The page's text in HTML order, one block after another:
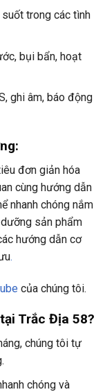
trong các tình
bụi bẩn, hoạt
ghi âm, báo động
đơn giản hóa
cùng hướng dẫn
nhanh chóng nắm
sản phẩm
hướng dẫn cơ
.
của chúng tôi.
Trắc Địa 58?
chúng tôi tự
chóng và